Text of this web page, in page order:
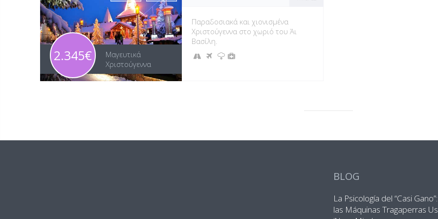
2.345€
Μαγευτικά
Χριστούγεννα
Παραδοσιακά και χιονισμένα
Χριστούγεννα στο χωριό του Άι
Βασίλη.
BLOG
La Psicología del “Casi
las Máquinas Tragaperras